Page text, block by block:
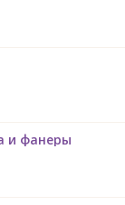
и фанеры